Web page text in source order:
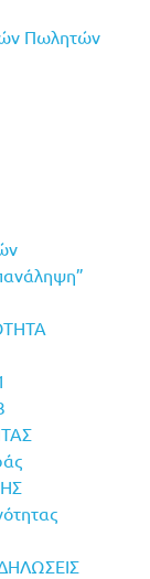
Πωλητών